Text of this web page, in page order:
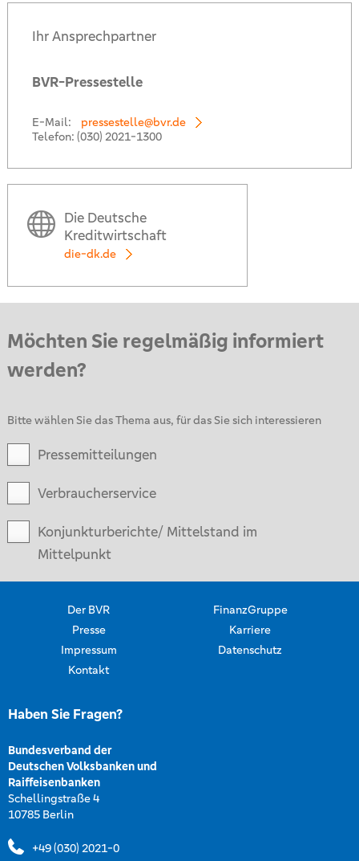
Ihr Ansprechpartner
BVR-Pressestelle
E-Mail:
pressestelle@bvr.de
Telefon: (030) 2021-1300
Die Deutsche
Kreditwirtschaft
die-dk.de
Möchten Sie regelmäßig informiert
werden?
Bitte wählen Sie das Thema aus, für das Sie sich interessieren
Pressemitteilungen
Verbraucherservice
Konjunkturberichte/ Mittelstand im
Mittelpunkt
Der BVR
FinanzGruppe
Presse
Karriere
Impressum
Datenschutz
Kontakt
Haben Sie Fragen?
Bundesverband der
Deutschen Volksbanken und
Raiffeisenbanken
Schellingstraße 4
10785 Berlin
+49 (030) 2021-0